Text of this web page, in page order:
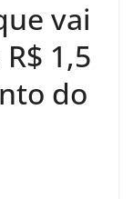
vai
1,5
do